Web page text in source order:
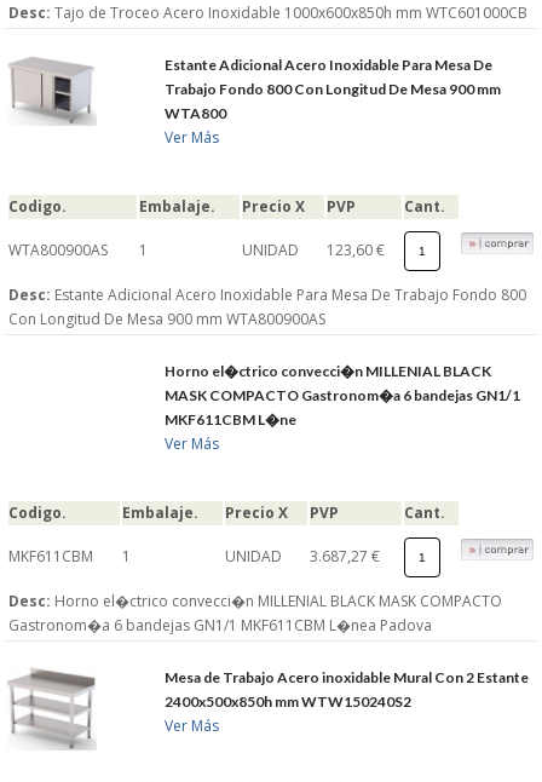
Desc: Tajo de Troceo Acero Inoxidable 1000x600x850h mm WTC601000CB
Estante Adicional Acero Inoxidable Para Mesa De
Trabajo Fondo 800 Con Longitud De Mesa 900 mm
WTA800
Ver Más
Codigo. Embalaje. Precio X PVP Cant.
WTA800900AS 1 UNIDAD 123,60 €
Desc: Estante Adicional Acero Inoxidable Para Mesa De Trabajo Fondo 800
Con Longitud De Mesa 900 mm WTA800900AS
Horno el�ctrico convecci�n MILLENIAL BLACK
MASK COMPACTO Gastronom�a 6 bandejas GN1/1
MKF611CBM L�ne
Ver Más
Codigo. Embalaje. Precio X PVP Cant.
MKF611CBM 1 UNIDAD 3.687,27 €
Desc: Horno el�ctrico convecci�n MILLENIAL BLACK MASK COMPACTO
Gastronom�a 6 bandejas GN1/1 MKF611CBM L�nea Padova
Mesa de Trabajo Acero inoxidable Mural Con 2 Estante
2400x500x850h mm WTW150240S2
Ver Más